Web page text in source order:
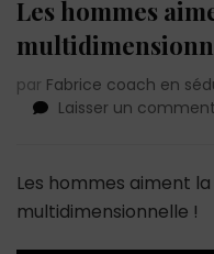
Les hommes
par Fabrice coach en
Laisser un
Les hommes aiment
multidimensionnelle !